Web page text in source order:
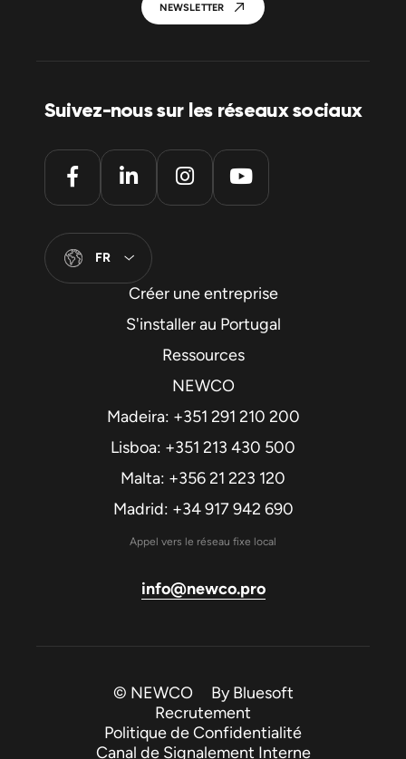
NEWSLETTER
Suivez-nous sur les réseaux sociaux
FR
Créer une entreprise
S'installer au Portugal
Ressources
NEWCO
Madeira: +351 291 210 200
Lisboa: +351 213 430 500
Malta: +356 21 223 120
Madrid: +34 917 942 690
Appel vers le réseau fixe local
info@newco.pro
© NEWCO ByBluesoft
Recrutement
Politique de Confidentialité
Canal de Signalement Interne